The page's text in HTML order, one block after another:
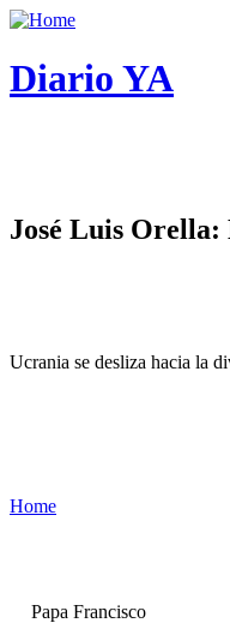
Diario YA
José Luis
Ucrania se desliza hacia la
Home
Papa Francisco